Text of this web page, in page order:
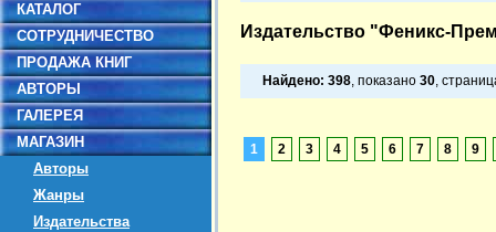
КАТАЛОГ
СОТРУДНИЧЕСТВО
ПРОДАЖА КНИГ
АВТОРЫ
ГАЛЕРЕЯ
МАГАЗИН
Авторы
Жанры
Издательства
Издательство "Феникс-
Найдено: 398, показано 30,
1 2 3 4 5 6 7 8 9